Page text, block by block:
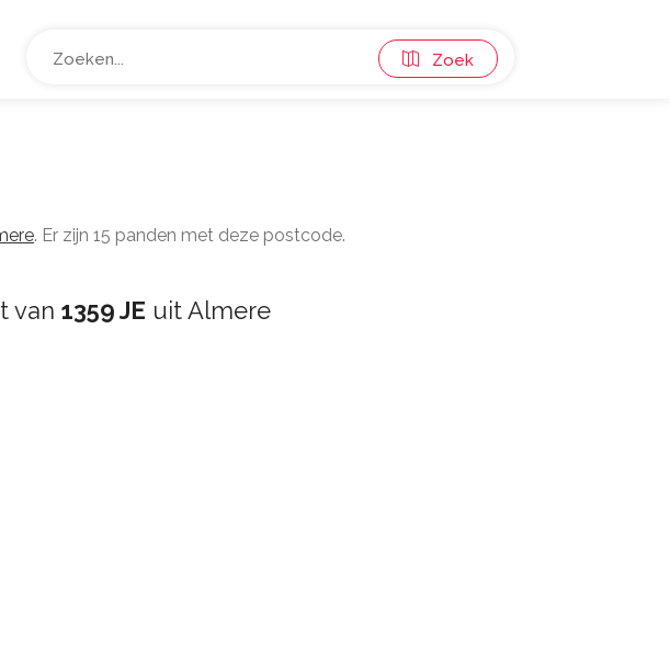
Zoek
. Er zijn 15 panden met deze postcode.
van 1359 JE uit Almere